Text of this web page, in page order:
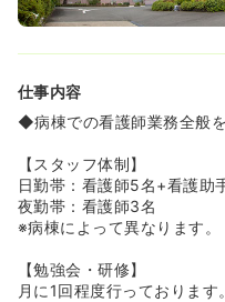
仕事内容
◆病棟での看護師業務全般
【スタッフ体制】
日勤帯：看護師5名+看護助
夜勤帯：看護師3名
※病棟によって異なります。
【勉強会・研修】
月に1回程度行っております。